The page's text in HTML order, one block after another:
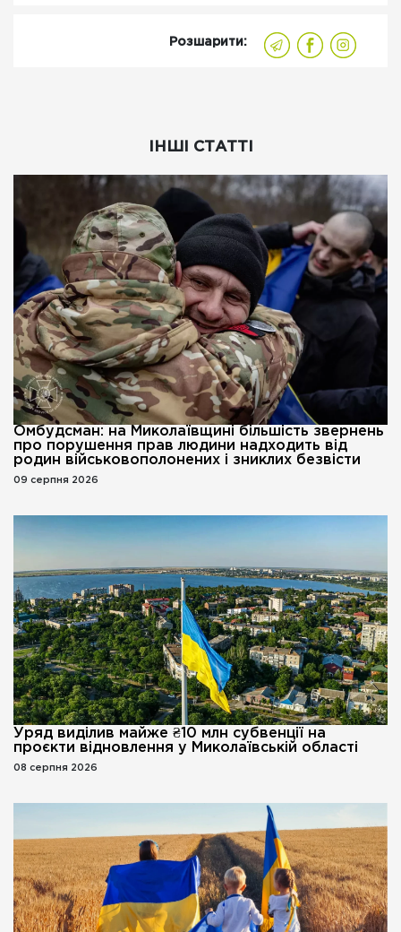
Розшарити:
ІНШІ СТАТТІ
Омбудсман: на Миколаївщині більшість звернень
про порушення прав людини надходить від
родин військовополонених і зниклих безвісти
09 серпня 2026
Уряд виділив майже ₴10 млн субвенції на
проєкти відновлення у Миколаївській області
08 серпня 2026